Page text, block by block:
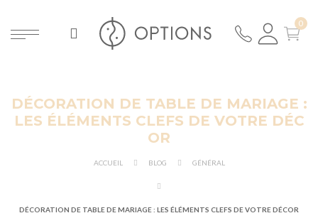
DÉCORATION DE TABLE DE MARIAGE :
LES ÉLÉMENTS CLEFS DE VOTRE DÉC
OR
ACCUEIL BLOG GÉNÉRAL
DÉCORATION DE TABLE DE MARIAGE : LES ÉLÉMENTS CLEFS DE VOTRE DÉCOR